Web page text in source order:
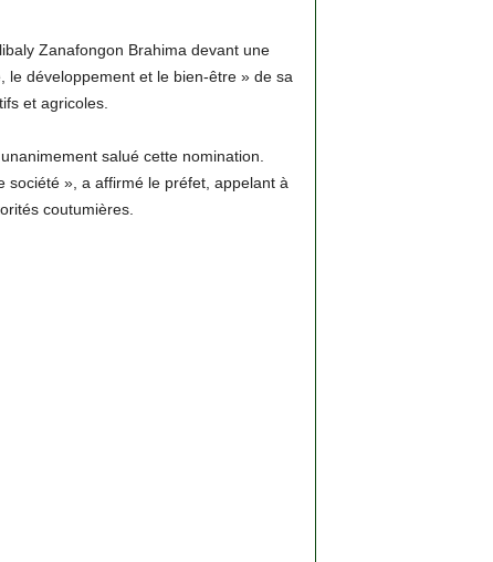
Zanafongon Brahima devant une
le développement et le bien-être » de sa
et agricoles.
salué cette nomination.
société », a affirmé le préfet, appelant à
coutumières.